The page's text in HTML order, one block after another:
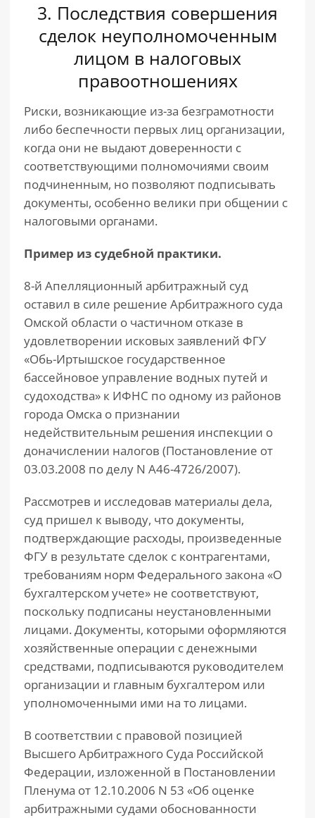
3. Последствия совершения
сделок неуполномоченным
лицом в налоговых
правоотношениях
Риски, возникающие из-за безграмотности
либо беспечности первых лиц организации,
когда они не выдают доверенности с
соответствующими полномочиями своим
подчиненным, но позволяют подписывать
документы, особенно велики при общении с
налоговыми органами.
Пример из судебной практики.
8-й Апелляционный арбитражный суд
оставил в силе решение Арбитражного суда
Омской области о частичном отказе в
удовлетворении исковых заявлений ФГУ
«Обь-Иртышское государственное
бассейновое управление водных путей и
судоходства» к ИФНС по одному из районов
города Омска о признании
недействительным решения инспекции о
доначислении налогов (Постановление от
03.03.2008 по делу N А46-4726/2007).
Рассмотрев и исследовав материалы дела,
суд пришел к выводу, что документы,
подтверждающие расходы, произведенные
ФГУ в результате сделок с контрагентами,
требованиям норм Федерального закона «О
бухгалтерском учете» не соответствуют,
поскольку подписаны неустановленными
лицами. Документы, которыми оформляются
хозяйственные операции с денежными
средствами, подписываются руководителем
организации и главным бухгалтером или
уполномоченными ими на то лицами.
В соответствии с правовой позицией
Высшего Арбитражного Суда Российской
Федерации, изложенной в Постановлении
Пленума от 12.10.2006 N 53 «Об оценке
арбитражными судами обоснованности